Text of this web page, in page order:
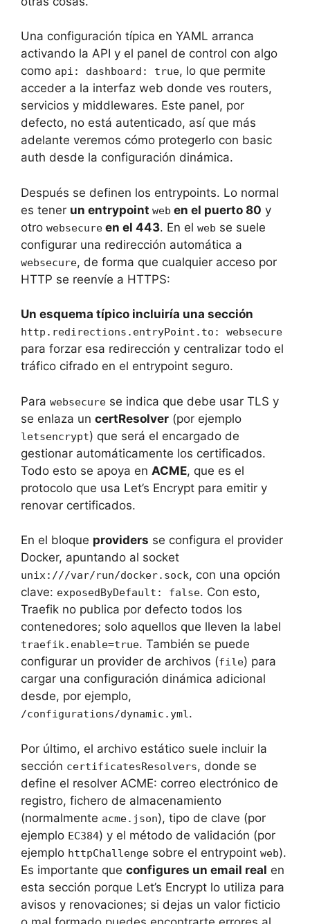
Una configuración típica en YAML arranca
activando la API y el panel de control con algo
como api: dashboard: true, lo que permite
acceder a la interfaz web donde ves routers,
servicios y middlewares. Este panel, por
defecto, no está autenticado, así que más
adelante veremos cómo protegerlo con basic
auth desde la configuración dinámica.
Después se definen los entrypoints. Lo normal
es tener un entrypoint web en el puerto 80 y
otro websecure en el 443. En el web se suele
configurar una redirección automática a
websecure, de forma que cualquier acceso por
HTTP se reenvíe a HTTPS:
Un esquema típico incluiría una sección
http.redirections.entryPoint.to: websecure
para forzar esa redirección y centralizar todo el
tráfico cifrado en el entrypoint seguro.
Para websecure se indica que debe usar TLS y
se enlaza un certResolver (por ejemplo
letsencrypt) que será el encargado de
gestionar automáticamente los certificados.
Todo esto se apoya en ACME, que es el
protocolo que usa Let’s Encrypt para emitir y
renovar certificados.
En el bloque providers se configura el provider
Docker, apuntando al socket
unix:///var/run/docker.sock, con una opción
clave: exposedByDefault: false. Con esto,
Traefik no publica por defecto todos los
contenedores; solo aquellos que lleven la label
traefik.enable=true. También se puede
configurar un provider de archivos (file) para
cargar una configuración dinámica adicional
desde, por ejemplo,
/configurations/dynamic.yml.
Por último, el archivo estático suele incluir la
sección certificatesResolvers, donde se
define el resolver ACME: correo electrónico de
registro, fichero de almacenamiento
(normalmente acme.json), tipo de clave (por
ejemplo EC384) y el método de validación (por
ejemplo httpChallenge sobre el entrypoint web).
Es importante que configures un email real en
esta sección porque Let’s Encrypt lo utiliza para
avisos y renovaciones; si dejas un valor ficticio